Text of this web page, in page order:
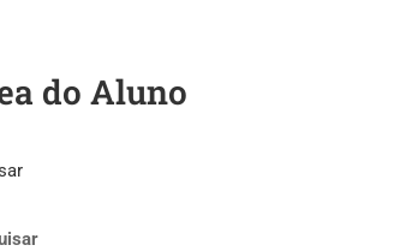
do Aluno